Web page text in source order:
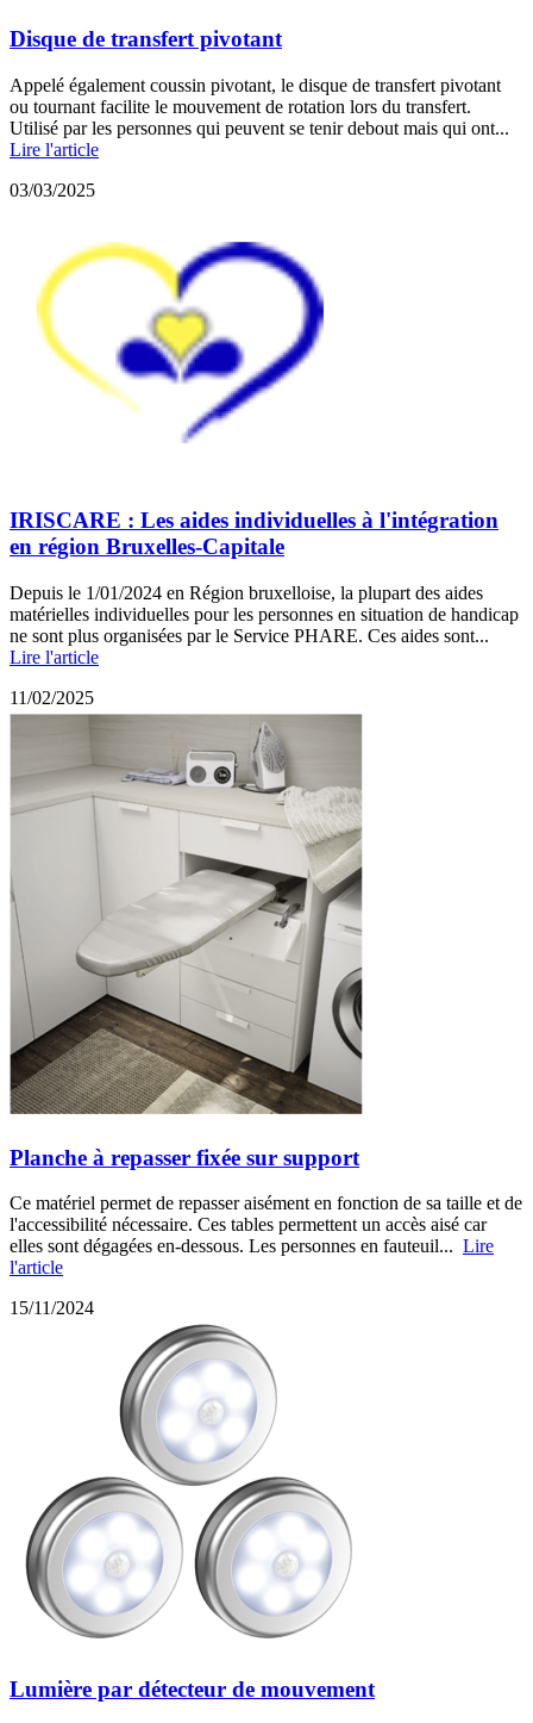
Disque de transfert pivotant
Appelé également coussin pivotant, le disque de transfert pivotant
ou tournant facilite le mouvement de rotation lors du transfert.
Utilisé par les personnes qui peuvent se tenir debout mais qui ont...
Lire l'article
03/03/2025
IRISCARE : Les aides individuelles à l'intégration
en région Bruxelles-Capitale
Depuis le 1/01/2024 en Région bruxelloise, la plupart des aides
matérielles individuelles pour les personnes en situation de handicap
ne sont plus organisées par le Service PHARE. Ces aides sont...
Lire l'article
11/02/2025
Planche à repasser fixée sur support
Ce matériel permet de repasser aisément en fonction de sa taille et de
l'accessibilité nécessaire. Ces tables permettent un accès aisé car
elles sont dégagées en-dessous. Les personnes en fauteuil... Lire
l'article
15/11/2024
Lumière par détecteur de mouvement